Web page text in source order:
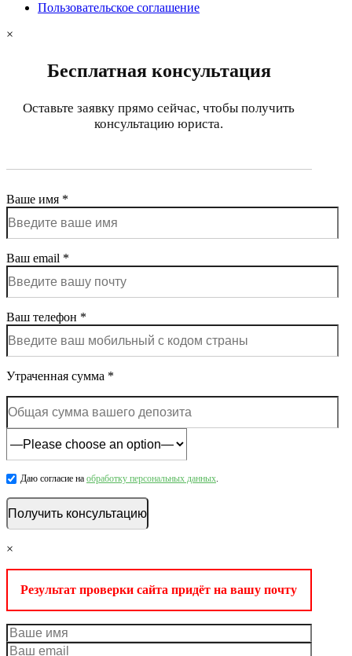
Пользовательское соглашение
×
Бесплатная консультация
Оставьте заявку прямо сейчас, чтобы получить
консультацию юриста.
Ваше имя *
Ваш email *
Ваш телефон *
Утраченная сумма *
Даю согласие на обработку персональных данных.
×
Результат проверки сайта придёт на вашу почту